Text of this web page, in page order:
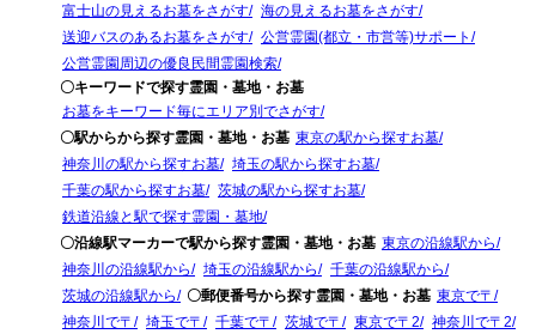
富士山の見えるお墓をさがす
海の見えるお墓をさがす
送迎バスのあるお墓をさがす
公営霊園(都立・市営等)サポート
公営霊園周辺の優良民間霊園検索
〇キーワードで探す霊園・墓地・お墓
お墓をキーワード毎にエリア別でさがす
〇駅からから探す霊園・墓地・お墓 東京の駅から探すお墓
神奈川の駅から探すお墓
埼玉の駅から探すお墓
千葉の駅から探すお墓
茨城の駅から探すお墓
鉄道沿線と駅で探す霊園・墓地
〇沿線駅マーカーで駅から探す霊園・墓地・お墓 東京の沿線駅から
神奈川の沿線駅から
埼玉の沿線駅から
千葉の沿線駅から
茨城の沿線駅から
〇郵便番号から探す霊園・墓地・お墓 東京で〒
神奈川で〒
埼玉で〒 千葉で〒 茨城で〒 東京で〒2
神奈川で〒2